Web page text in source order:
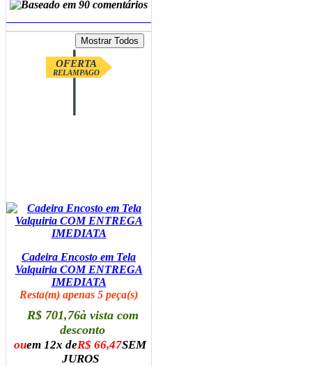
OFERTA
RELAMPAGO
Cadeira Encosto em Tela
Valquiria COM ENTREGA
IMEDIATA
Resta(m) apenas 5 peça(s)
R$ 701,76à vista com
desconto
ouem 12x deR$ 66,47SEM
JUROS